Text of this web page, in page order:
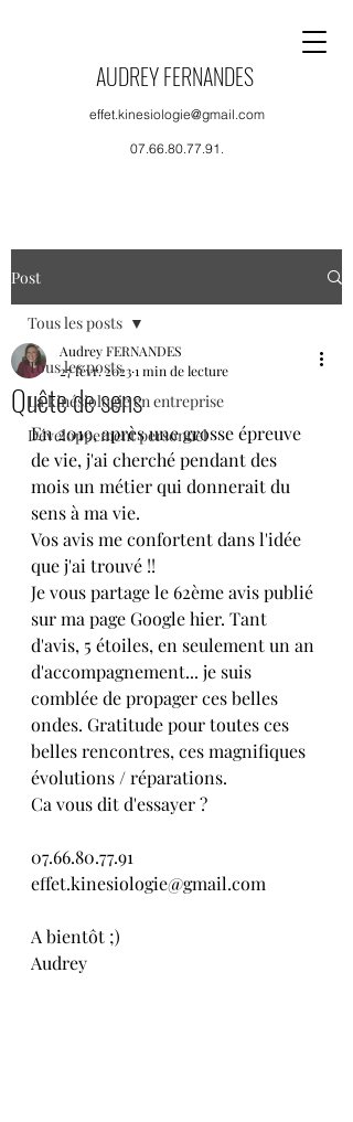
AUDREY FERNANDES
effet.kinesiologie@gmail.com
07.66.80.77.91 .
Post
Tous les posts
La kinésiologie en entreprise
Développement personnel
Tous les posts
Quête de sens
Audrey FERNANDES
27 févr. 20231 min de lecture
En 2019, après une grosse épreuve
de vie, j'ai cherché pendant des
mois un métier qui donnerait du
sens à ma vie.
Vos avis me confortent dans l'idée
que j'ai trouvé !!
Je vous partage le 62ème avis publié
sur ma page Google hier. Tant
d'avis, 5 étoiles, en seulement un an
d'accompagnement... je suis
comblée de propager ces belles
ondes. Gratitude pour toutes ces
belles rencontres, ces magnifiques
évolutions / réparations.
Ca vous dit d'essayer ?
07.66.80.77.91
effet.kinesiologie@gmail.com
A bientôt ;)
Audrey